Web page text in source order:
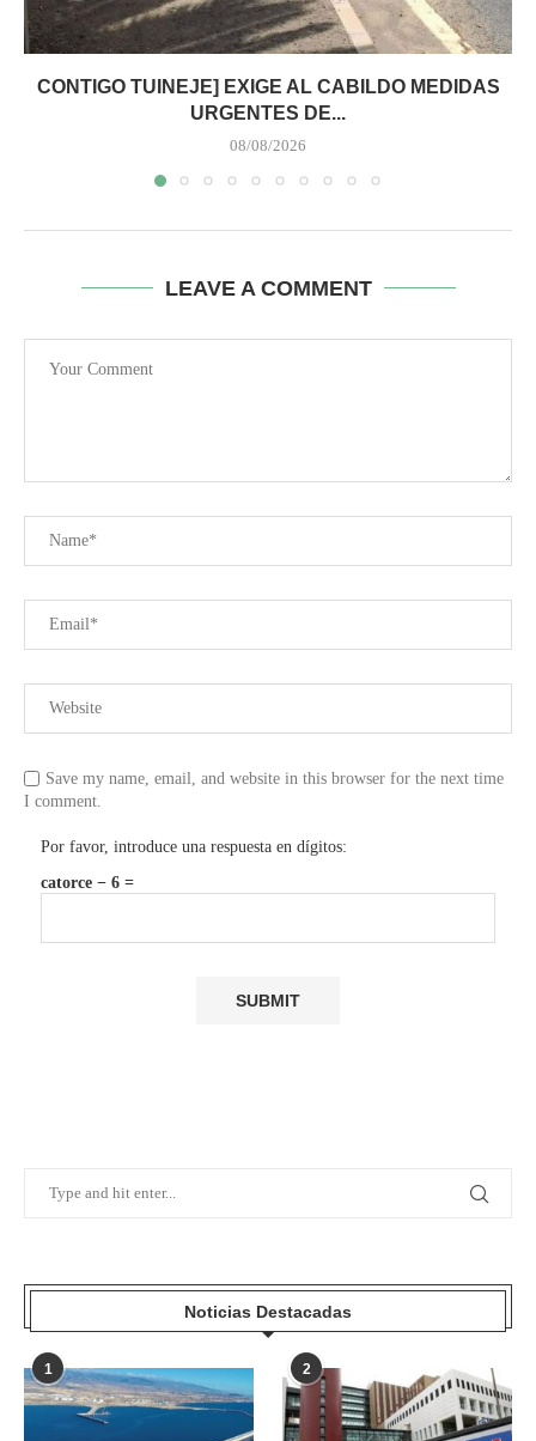
CONTIGO TUINEJE] EXIGE AL CABILDO MEDIDAS
URGENTES DE...
08/08/2026
LEAVE A COMMENT
Save my name, email, and website in this browser for the next time
I comment.
Por favor, introduce una respuesta en dígitos:
catorce − 6 =
Noticias Destacadas
1 2